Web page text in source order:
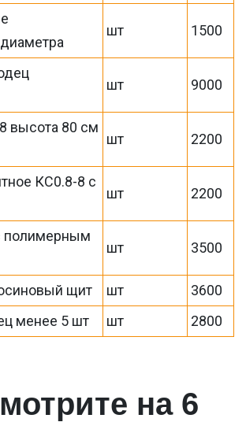
шт 1500
шт 9000
высота 80 см
шт 2200
КС0.8-8 с
шт 2200
шт 3500
щит шт
3600
менее 5 шт
шт 2800
на 6